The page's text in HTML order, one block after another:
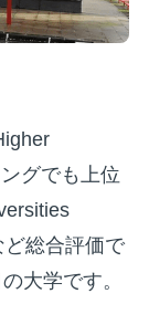
グでも上位
総合評価で
大学です。